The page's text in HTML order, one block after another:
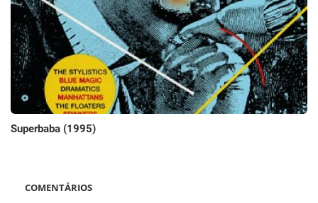
Superbaba (1995)
COMENTÁRIOS